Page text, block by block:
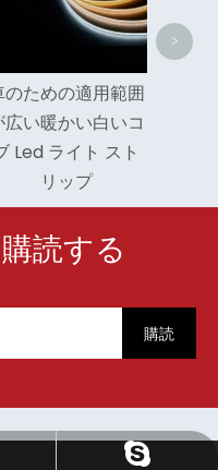
のための適用範囲
広い暖かい白いコ
Led ライト スト
リップ
>
読する
購読
ング